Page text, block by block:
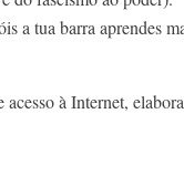
a tua barra aprendes
à Internet,